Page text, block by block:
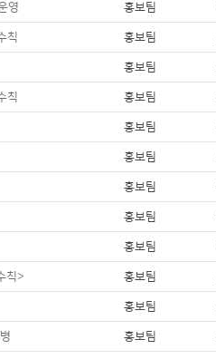
영 홍보팀
칙 홍보팀
홍보팀
칙 홍보팀
홍보팀
홍보팀
홍보팀
홍보팀
홍보팀
칙> 홍보팀
홍보팀
홍보팀